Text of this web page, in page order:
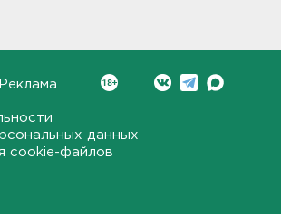
Реклама
данных
cookie-файлов